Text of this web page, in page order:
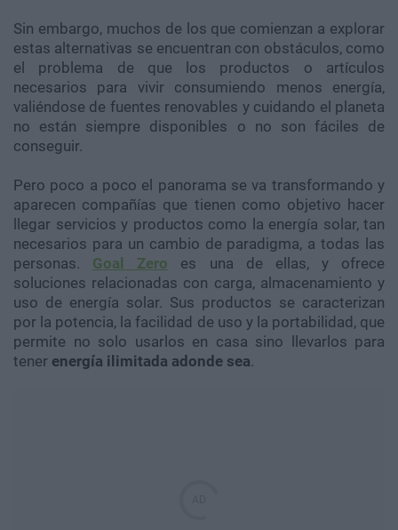
Sin embargo, muchos de los que comienzan a explorar
estas alternativas se encuentran con obstáculos, como
el problema de que los productos o artículos
necesarios para vivir consumiendo menos energía,
valiéndose de fuentes renovables y cuidando el planeta
no están siempre disponibles o no son fáciles de
conseguir.
Pero poco a poco el panorama se va transformando y
aparecen compañías que tienen como objetivo hacer
llegar servicios y productos como la energía solar, tan
necesarios para un cambio de paradigma, a todas las
personas. Goal Zero es una de ellas, y ofrece
soluciones relacionadas con carga, almacenamiento y
uso de energía solar. Sus productos se caracterizan
por la potencia, la facilidad de uso y la portabilidad, que
permite no solo usarlos en casa sino llevarlos para
tener energía ilimitada adonde sea.